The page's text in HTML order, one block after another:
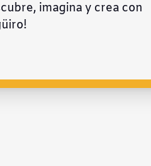
imagina y crea con